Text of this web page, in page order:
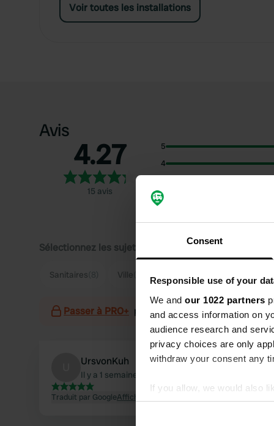
Consent
Responsible use of your
We and our 1022 partners
and access information on
audience research and
privacy choices are only
withdraw your consent any
If you allow, we would also
Collect information
Voir toutes les installations
Avis
4.27
15 avis
5
4
2
Sélectionnez les sujets pour lire les critiques :
Sanitaires Ville Hygiène (2) Calme
Passer à PRO+ pour l'utilisation des filtres sur
UrsvonKuh
Il y a 1 semaine
Traduit par GoogleAfficher l'original